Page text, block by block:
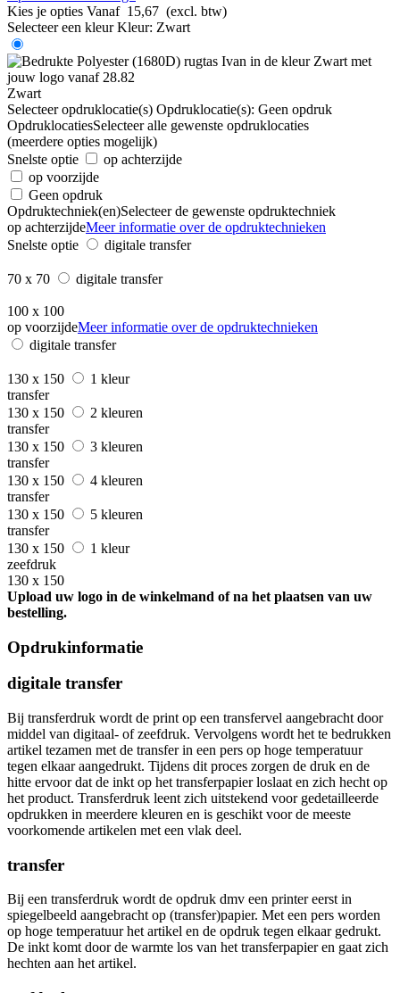
Kies je opties Vanaf 15,67 (excl. btw)
Selecteer een kleur Kleur: Zwart
Zwart
Selecteer opdruklocatie(s) Opdruklocatie(s): Geen opdruk
OpdruklocatiesSelecteer alle gewenste opdruklocaties
(meerdere opties mogelijk)
Snelste optie
op achterzijde
op voorzijde
Geen opdruk
Opdruktechniek(en)Selecteer de gewenste opdruktechniek
op achterzijdeMeer informatie over de opdruktechnieken
Snelste optie
digitale transfer
70 x 70 digitale transfer
100 x 100
op voorzijdeMeer informatie over de opdruktechnieken
digitale transfer
130 x 150
1 kleur
transfer
130 x 150
2 kleuren
transfer
130 x 150
3 kleuren
transfer
130 x 150
4 kleuren
transfer
130 x 150
5 kleuren
transfer
130 x 150
1 kleur
zeefdruk
130 x 150
Upload uw logo in de winkelmand of na het plaatsen van uw
bestelling.
Opdrukinformatie
digitale transfer
Bij transferdruk wordt de print op een transfervel aangebracht door
middel van digitaal- of zeefdruk. Vervolgens wordt het te bedrukken
artikel tezamen met de transfer in een pers op hoge temperatuur
tegen elkaar aangedrukt. Tijdens dit proces zorgen de druk en de
hitte ervoor dat de inkt op het transferpapier loslaat en zich hecht op
het product. Transferdruk leent zich uitstekend voor gedetailleerde
opdrukken in meerdere kleuren en is geschikt voor de meeste
voorkomende artikelen met een vlak deel.
transfer
Bij een transferdruk wordt de opdruk dmv een printer eerst in
spiegelbeeld aangebracht op (transfer)papier. Met een pers worden
op hoge temperatuur het artikel en de opdruk tegen elkaar gedrukt.
De inkt komt door de warmte los van het transferpapier en gaat zich
hechten aan het artikel.